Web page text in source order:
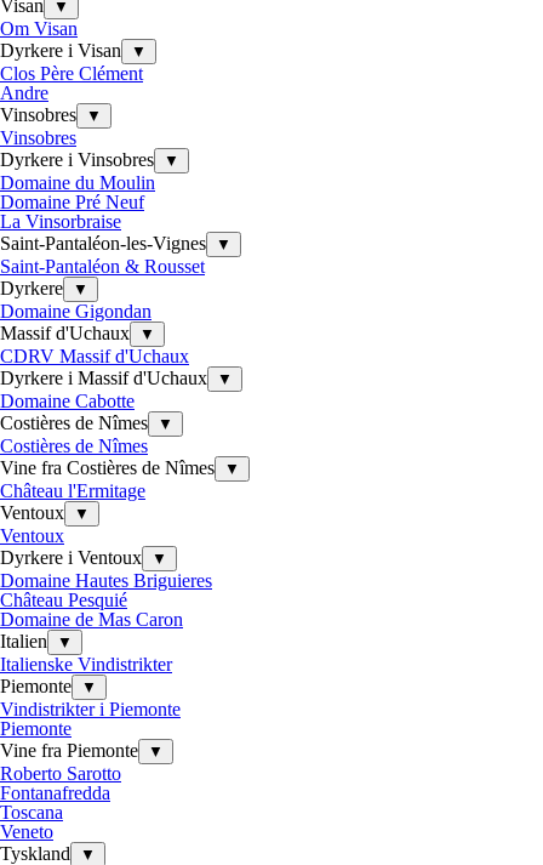
Visan ▼
Om Visan
Dyrkere i Visan
▼
Clos Père Clément
Andre
Vinsobres
▼
Vinsobres
Dyrkere i Vinsobres
▼
Domaine du Moulin
Domaine Pré Neuf
La Vinsorbraise
Saint-Pantaléon-les-Vignes
▼
Saint-Pantaléon & Rousset
Dyrkere
▼
Domaine Gigondan
Massif d'Uchaux
▼
CDRV Massif d'Uchaux
Dyrkere i Massif d'Uchaux
▼
Domaine Cabotte
Costières de Nîmes
▼
Costières de Nîmes
Vine fra Costières de Nîmes
▼
Château l'Ermitage
Ventoux
▼
Ventoux
Dyrkere i Ventoux
▼
Domaine Hautes Briguieres
Château Pesquié
Domaine de Mas Caron
Italien
▼
Italienske Vindistrikter
Piemonte
▼
Vindistrikter i Piemonte
Piemonte
Vine fra Piemonte
▼
Roberto Sarotto
Fontanafredda
Toscana
Veneto
Tyskland
▼